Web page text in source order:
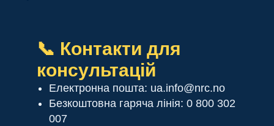
📞 Контакти для
консультацій
Електронна пошта: ua.info@nrc.no
Безкоштовна гаряча лінія: 0 800 302
007